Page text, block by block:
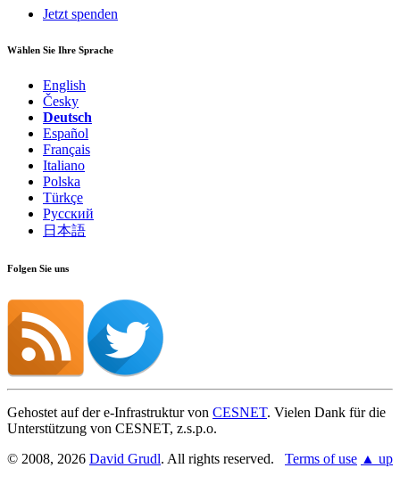
Jetzt spenden
Wählen Sie Ihre Sprache
English
Česky
Deutsch
Español
Français
Italiano
Polska
Türkçe
Русский
日本語
Folgen Sie uns
Gehostet auf der e-Infrastruktur von CESNET. Vielen Dank für die
Unterstützung von CESNET, z.s.p.o.
© 2008, 2026 David Grudl. All rights reserved. Terms of use ▲ up